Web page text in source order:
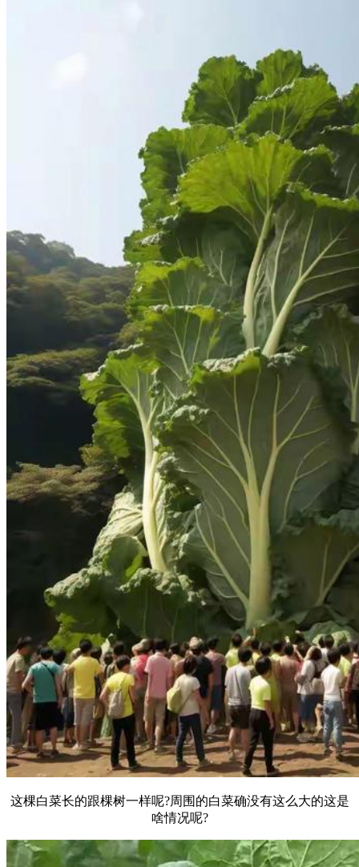
这棵白菜长的跟棵树一样呢?周围的白菜确没有这么大的这是
啥情况呢?